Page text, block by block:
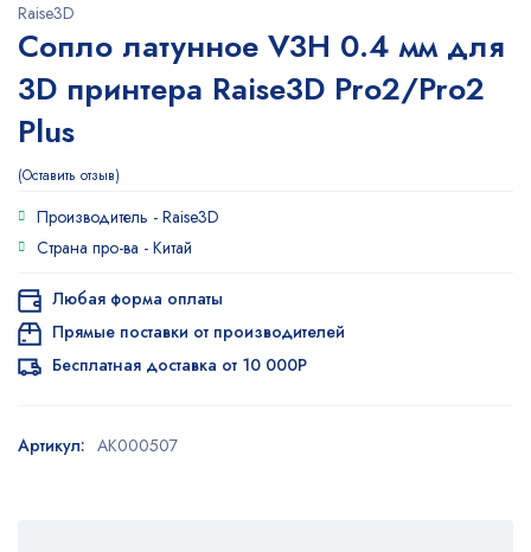
Raise3D
Сопло латунное V3H 0.4 мм для
3D принтера Raise3D Pro2/Pro2
Plus
Оставить отзыв
Производитель - Raise3D
Страна про-ва - Китай
Любая форма оплаты
Прямые поставки от производителей
Бесплатная доставка от 10 000Р
Артикул: AK000507